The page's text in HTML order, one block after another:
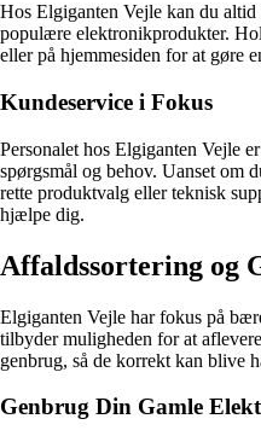
Hos Elgiganten Vejle kan du
populære elektronikprodukter.
eller på hjemmesiden for at gøre
Kundeservice i Fokus
Personalet hos Elgiganten Vejle
spørgsmål og behov. Uanset om
rette produktvalg eller teknisk
hjælpe dig.
Affaldssortering og
Elgiganten Vejle har fokus på
tilbyder muligheden for at
genbrug, så de korrekt kan blive
Genbrug Din Gamle